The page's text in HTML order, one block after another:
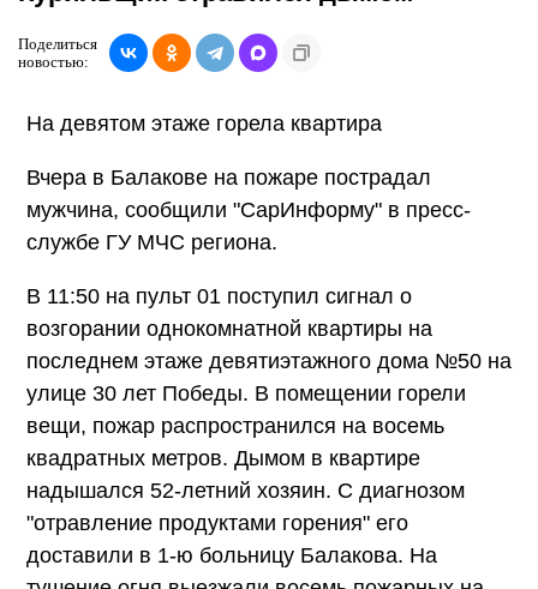
Поделиться
новостью:
На девятом этаже горела квартира
Вчера в Балакове на пожаре пострадал
мужчина, сообщили "СарИнформу" в пресс-
службе ГУ МЧС региона.
В 11:50 на пульт 01 поступил сигнал о
возгорании однокомнатной квартиры на
последнем этаже девятиэтажного дома №50 на
улице 30 лет Победы. В помещении горели
вещи, пожар распространился на восемь
квадратных метров. Дымом в квартире
надышался 52-летний хозяин. С диагнозом
"отравление продуктами горения" его
доставили в 1-ю больницу Балакова. На